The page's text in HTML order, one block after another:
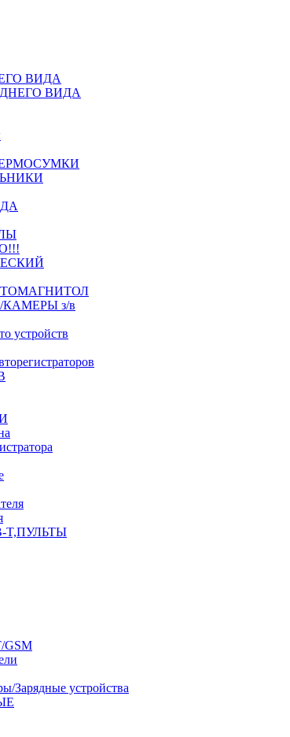
ВИДА
ВИДА
з/в
устройств
T,ПУЛЬТЫ
Зарядные устройства